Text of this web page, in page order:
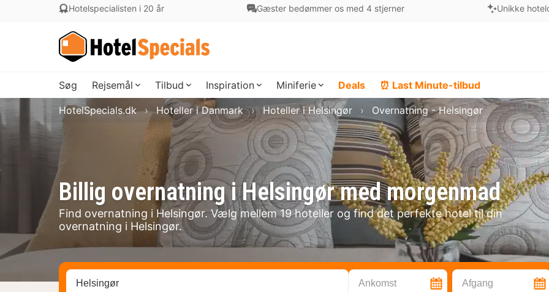
Hotelspecialisten i 20 år Gæster bedømmer os med 4 stjerner Unikke
Søg Rejsemål Tilbud Inspiration Miniferie Deals ⏰ Last Minute-tilbud
Billig overnatning i Helsingør med morgenmad
Find overnatning i Helsingør. Vælg mellem 19 hoteller og find det perfekte hotel til din
overnatning i Helsingør.
HotelSpecials.dk Hoteller i Danmark Hoteller i Helsingør Overnatning - Helsingør
Søg efter destination ... Ankomst Afgang